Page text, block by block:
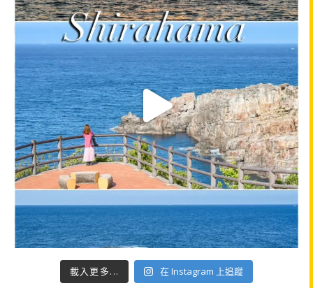
載入更多... 在 Instagram 上追蹤